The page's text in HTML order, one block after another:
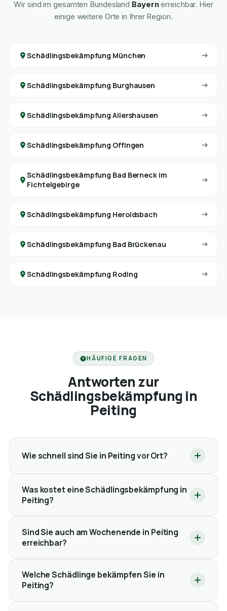
Wir sind im gesamten Bundesland Bayernerreichbar. Hier
einige weitere Orte in Ihrer Region.
Schädlingsbekämpfung München
Schädlingsbekämpfung Burghausen
Schädlingsbekämpfung Allershausen
Schädlingsbekämpfung Offingen
Schädlingsbekämpfung Bad Berneck im
Fichtelgebirge
Schädlingsbekämpfung Heroldsbach
Schädlingsbekämpfung Bad Brückenau
Schädlingsbekämpfung Roding
HÄUFIGE FRAGEN
Antworten zur
Schädlingsbekämpfung in
Peiting
Wie schnell sind Sie in Peiting vor Ort?
Was kostet eine Schädlingsbekämpfung in
Peiting?
Sind Sie auch am Wochenende in Peiting
erreichbar?
Welche Schädlinge bekämpfen Sie in
Peiting?